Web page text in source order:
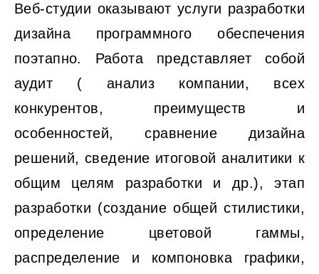
Веб-студии оказывают услуги разработки
дизайна программного обеспечения
поэтапно. Работа представляет собой
аудит ( анализ компании, всех
конкурентов, преимуществ и
особенностей, сравнение дизайна
решений, сведение итоговой аналитики к
общим целям разработки и др.), этап
разработки (создание общей стилистики,
определение цветовой гаммы,
распределение и компоновка графики,